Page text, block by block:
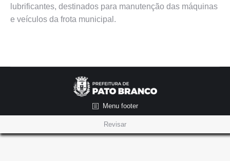
lubrificantes, destinados para manutenção das máquinas
e veículos da frota municipal.
Menu footer
Revisar